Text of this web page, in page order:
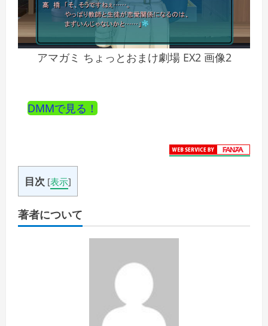
アマガミ ちょっとおまけ劇場 EX2 画像2
DMMで見る！
目次 [表示]
著者について